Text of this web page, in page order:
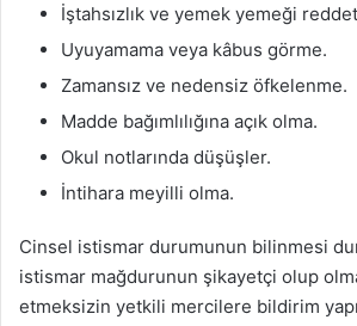
İştahsızlık ve yemek yemeği
Uyuyamama veya kâbus görme.
Zamansız ve nedensiz öfkelenme.
Madde bağımlılığına açık olma.
Okul notlarında düşüşler.
İntihara meyilli olma.
Cinsel istismar durumunun bilinmesi
istismar mağdurunun şikayetçi olup
etmeksizin yetkili mercilere bildirim